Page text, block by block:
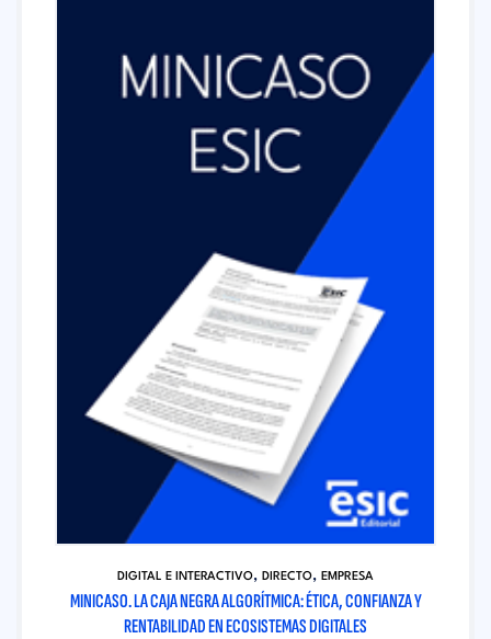
DIGITAL E INTERACTIVO, DIRECTO, EMPRESA
MINICASO. LA CAJA NEGRA ALGORÍTMICA: ÉTICA, CONFIANZA Y
RENTABILIDAD EN ECOSISTEMAS DIGITALES